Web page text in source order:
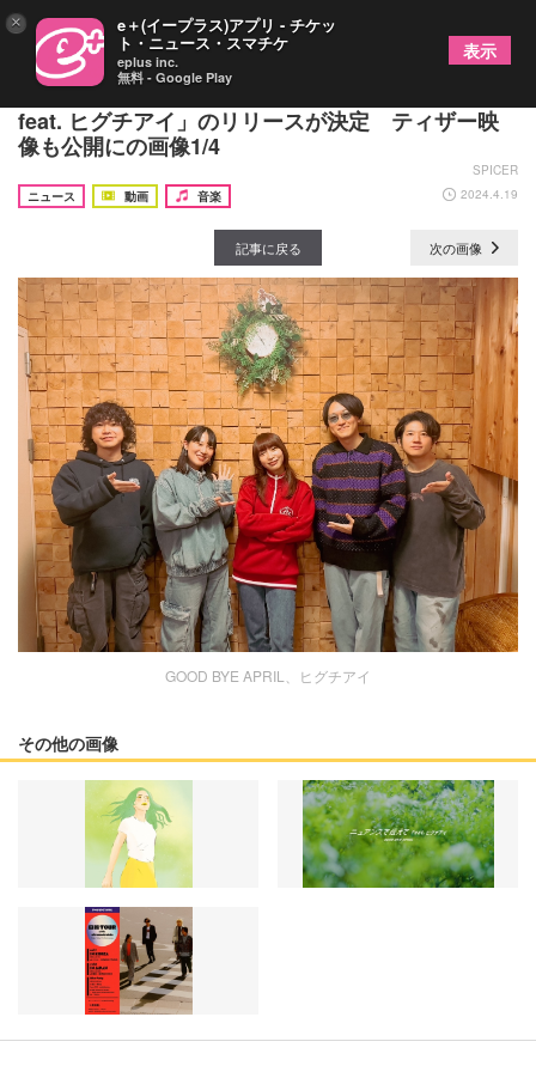
GOOD BYE APRIL、新曲「ニュアンスで伝えて
feat. ヒグチアイ」のリリースが決定 ティザー映
像も公開にの画像1/4
SPICER
ニュース
動画 音楽 2024.4.19
記事に戻る 次の画像
GOOD BYE APRIL、ヒグチアイ
その他の画像
× e＋(イープラス)アプリ - チケッ
ト・ニュース・スマチケ
eplus inc.
無料 - Google Play
表示